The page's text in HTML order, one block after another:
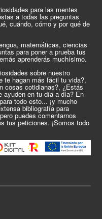
para las mentes
a todas las preguntas
cuándo, cómo y por qué de
matemáticas, ciencias
para poner a prueba tus
aprenderás muchísimo.
sobre nuestro
te hagan más fácil tu vida?,
cosas cotidianas?, ¿Estás
ayuden en tu día a día? En
todo esto... ¡y mucho
bibliografía para
puedes comentarnos
tus peticiones. ¡Somos todo